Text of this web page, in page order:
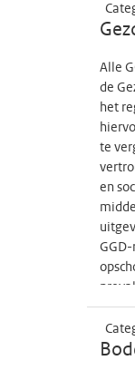
Alle
de
het
te
en
een